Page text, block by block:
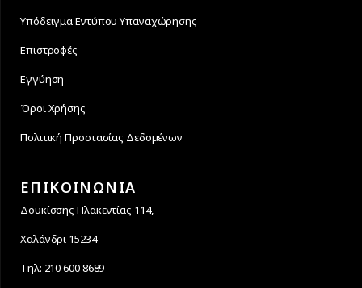
Υπόδειγμα Εντύπου Υπαναχώρησης
Επιστροφές
Εγγύηση
Όροι Χρήσης
Πολιτική Προστασίας Δεδομένων
ΕΠΙΚΟΙΝΩΝΙΑ
Δουκίσσης Πλακεντίας 114,
Χαλάνδρι 15234
Τηλ: 210 600 8689